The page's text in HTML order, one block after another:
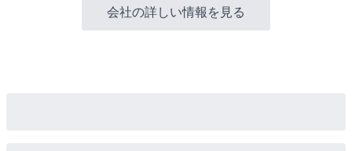
会社の詳しい情報を見る